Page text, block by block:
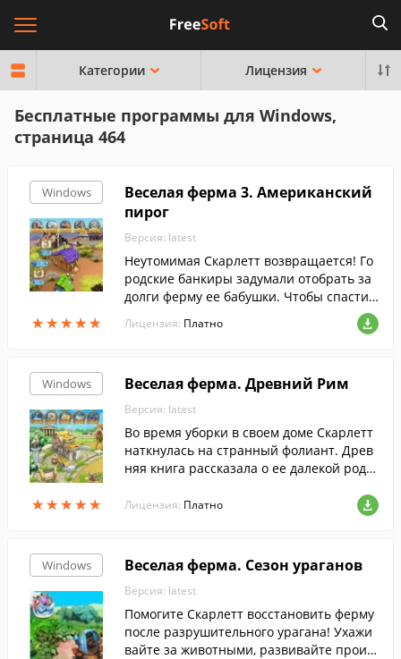
Категории Лицензия
Бесплатные программы для Windows,
страница 464
Windows
★★★★★
★★★★★
Веселая ферма 3. Американский
пирог
Версия: latest
Неутомимая Скарлетт возвращается! Го
родские банкиры задумали отобрать за
долги ферму ее бабушки. Чтобы спасти
имущество, нужно заработать кругленьк
ую сумму, а времени осталось в обрез -
Лицензия: Платно
Windows
★★★★★
★★★★★
Веселая ферма. Древний Рим
Версия: latest
Во время уборки в своем доме Скарлетт
наткнулась на странный фолиант. Древ
няя книга рассказала о ее далекой родст
Лицензия: Платно
Windows Веселая ферма. Сезон ураганов
Версия: latest
Помогите Скарлетт восстановить ферму
после разрушительного урагана! Ухажи
вайте за животными, развивайте произ